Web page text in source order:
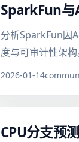
SparkFun与
分析SparkFun因
度与可审计性架构
2026-01-14
CPU分支预